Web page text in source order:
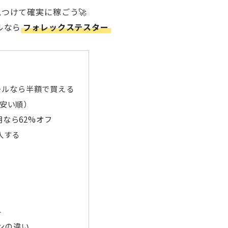
けて確実に稼ごう🚀
ならフォレックステスター
なら半額で買える
い順）
ら62%オフ
する